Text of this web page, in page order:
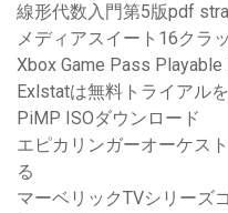
線形代数入門第5版pdf
メディアスイート16クラ
Xbox Game Pass
Exlstatは無料トライアル
PiMP ISOダウンロード
エピカリンガーオーケス
る
マーベリックTVシリーズ